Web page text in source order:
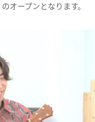
のオープンとなります。